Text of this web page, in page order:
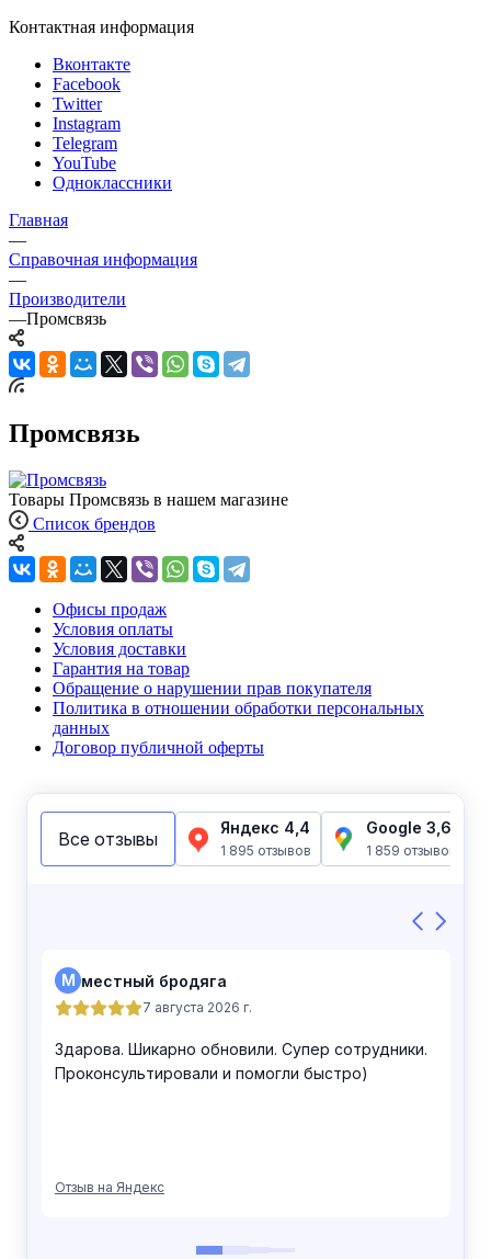
Контактная информация
Вконтакте
Facebook
Twitter
Instagram
Telegram
YouTube
Одноклассники
Главная
—
Справочная информация
—
Производители
—Промсвязь
Промсвязь
Товары Промсвязь в нашем магазине
Список брендов
Офисы продаж
Условия оплаты
Условия доставки
Гарантия на товар
Обращение о нарушении прав покупателя
Политика в отношении обработки персональных
данных
Договор публичной оферты